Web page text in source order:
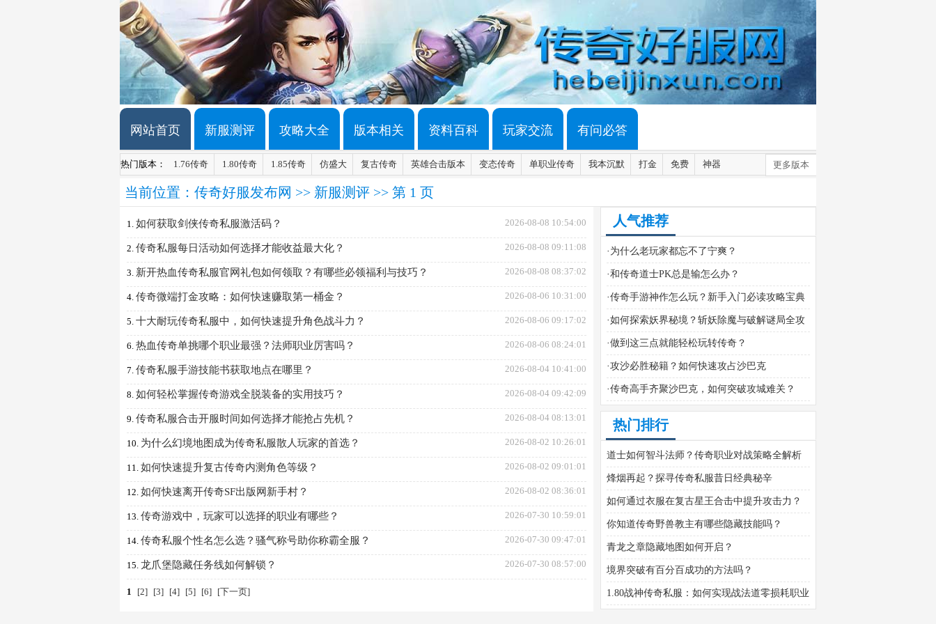
网站首页 新服测评 攻略大全 版本相关 资料百科 玩家交流 有问必答
热门版本： 1.76传奇 1.80传奇 1.85传奇 仿盛大 复古传奇 英雄合击版本 变态传奇 单职业传奇 我本沉默 打金 免费 神器 更多版本
当前位置： 传奇好服发布网 >> 新服测评 >> 第 1 页
2026-08-08 10:54:00
1. 如何获取剑侠传奇私服激活码？
2026-08-08 09:11:08
2. 传奇私服每日活动如何选择才能收益最大化？
2026-08-08 08:37:02
3. 新开热血传奇私服官网礼包如何领取？有哪些必领福利与技巧？
2026-08-06 10:31:00
4. 传奇微端打金攻略：如何快速赚取第一桶金？
2026-08-06 09:17:02
5. 十大耐玩传奇私服中，如何快速提升角色战斗力？
2026-08-06 08:24:01
6. 热血传奇单挑哪个职业最强？法师职业厉害吗？
2026-08-04 10:41:00
7. 传奇私服手游技能书获取地点在哪里？
2026-08-04 09:42:09
8. 如何轻松掌握传奇游戏全脱装备的实用技巧？
2026-08-04 08:13:01
9. 传奇私服合击开服时间如何选择才能抢占先机？
2026-08-02 10:26:01
10. 为什么幻境地图成为传奇私服散人玩家的首选？
2026-08-02 09:01:01
11. 如何快速提升复古传奇内测角色等级？
2026-08-02 08:36:01
12. 如何快速离开传奇SF出版网新手村？
2026-07-30 10:59:01
13. 传奇游戏中，玩家可以选择的职业有哪些？
2026-07-30 09:47:01
14. 传奇私服个性名怎么选？骚气称号助你称霸全服？
2026-07-30 08:57:00
15. 龙爪堡隐藏任务线如何解锁？
1 [2] [3] [4] [5] [6] [下一页]
人气推荐
· 为什么老玩家都忘不了宁爽？
·和传奇道士PK总是输怎么办？
·传奇手游神作怎么玩？新手入门必读攻略宝典
·如何探索妖界秘境？斩妖除魔与破解谜局全攻
略
·做到这三点就能轻松玩转传奇？
·攻沙必胜秘籍？如何快速攻占沙巴克
·传奇高手齐聚沙巴克，如何突破攻城难关？
热门排行
道士如何智斗法师？传奇职业对战策略全解析
烽烟再起？探寻传奇私服昔日经典秘辛
如何通过衣服在复古星王合击中提升攻击力？
你知道传奇野兽教主有哪些隐藏技能吗？
青龙之章隐藏地图如何开启？
境界突破有百分百成功的方法吗？
1.80战神传奇私服：如何实现战法道零损耗职业